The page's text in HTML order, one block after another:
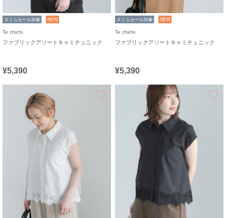
タイムセール対象 NEW
Te chichi
ファブリックアソートキャミチュニック
¥5,390
タイムセール対象 NEW
Te chichi
ファブリックアソートキャミチュニック
¥5,390